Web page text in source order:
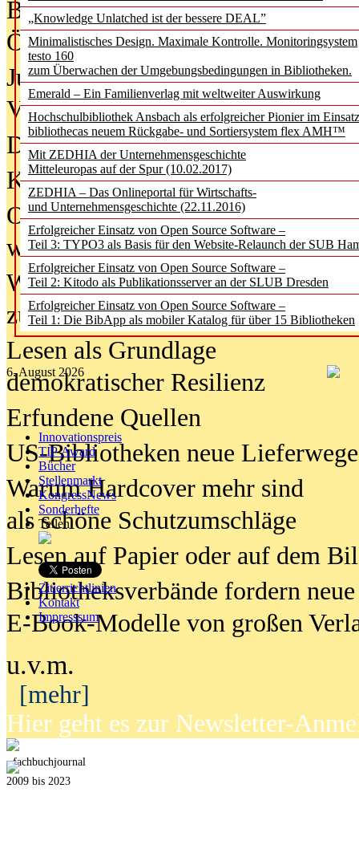
„Knowledge Unlatched ist der bessere DEAL”
Minimalistisches Design. Maximale Kontrolle. Monitoringsystem
testo 160
zum Überwachen der Umgebungsbedingungen in Bibliotheken.
Emerald – Ein Familienverlag mit weltweiter Auswirkung
Hochschulbibliothek Ansbach als erfolgreicher Pionier im
bibliothecas neuem Rückgabe- und Sortiersystem flex AMH™
Mit ZEDHIA der Unternehmensgeschichte
Mitteleuropas auf der Spur (10.02.2017)
ZEDHIA – Das Onlineportal für Wirtschafts-
und Unternehmensgeschichte (22.11.2016)
Erfolgreicher Einsatz von Open Source Software –
Teil 3: TYPO3 als Basis für den Website-Relaunch der SUB
Erfolgreicher Einsatz von Open Source Software –
Teil 2: Kitodo als Publikationsserver an der SLUB Dresden
Erfolgreicher Einsatz von Open Source Software –
Teil 1: Die BibApp als mobiler Katalog für über 15 Bibliotheken
6. August 2026
Innovationspreis
TIP Award
Bücher
Stellenmarkt
KongressNews
Sonderhefte
Teilen
Zitierrichtlinien
Kontakt
Impresssum
Bürgerforum fordert mehr
Öffentlichkeit
Jugendliche wollen besseren
Verbote
Digitale Langzeit­archi­vierung
KI-Chatbots werden Teil der
Offene Infrastrukturen für
wissenschaftliche
Warum die Debatte über KI-Texte
zu kurz greift
Lesen als Grundlage
demokratischer Resilienz
Erfundene Quellen
US-Bibliotheken neue Lieferwege
Warum Hardcover mehr sind
als schöne Schutzumschläge
Lesen auf Papier oder auf dem
Bibliotheksverbände fordern neue
E-Book-Modelle von großen
u.v.m.
[mehr]
Hier geht es zur Newsletter-
fachbuchjournal
2009 bis 2023